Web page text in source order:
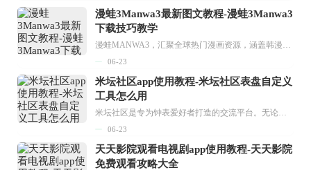
漫蛙3Manwa3最新图文教程-漫蛙3Manwa3
下载技巧教学
漫蛙MANWA3，汇聚全球热门漫画资源，涵盖韩漫、欧美漫画、国漫等多种类型，题材丰富多样，全方位满足用户阅读喜好。它不仅是阅读平台，更是创作平台，为广大用户打造零门槛创作环境。...
06-23
米坛社区app使用教程-米坛社区表盘自定义
工具怎么用
米坛社区是专为钟表爱好者打造的交流平台。无论你是初涉钟表领域的普通爱好者，还是拥有多年收藏经验的资深玩家，都能在此找到属于自己的天地。 无需注册，就能轻松参与其中。通过专业的讨论论坛与丰富的交互功能，你可与世界各地的钟表爱好者畅快交流。若你钟情于钟表，米坛社区无疑是值得一试的理想之选。在这里，你能获取最新的手表资讯，交流见解，提升鉴赏品味，让每一块手表都成为收藏故事中重要的一部分。感兴趣的朋友，不要错过下载机会。...
06-23
天天影院观看电视剧app使用教程-天天影院
免费观看攻略大全